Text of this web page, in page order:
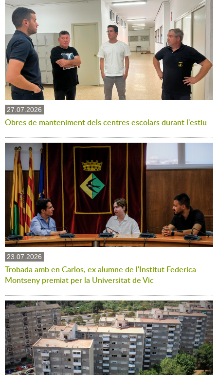
27.07.2026
Obres de manteniment dels centres escolars durant l'estiu
23.07.2026
Trobada amb en Carlos, ex alumne de l'Institut Federica
Montseny premiat per la Universitat de Vic